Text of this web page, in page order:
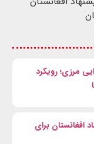
مرزی؛ رویکرد
افغانستان برای